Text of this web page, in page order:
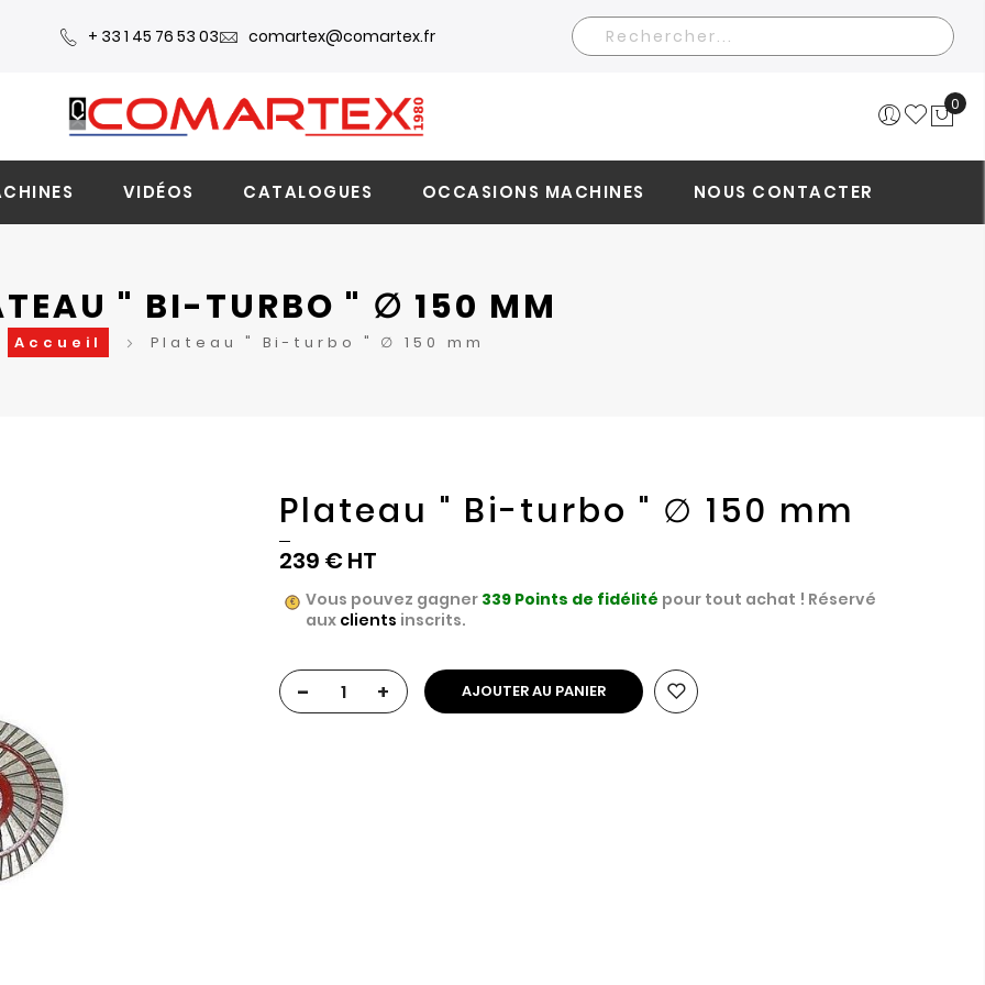
+ 33 1 45 76 53 03 comartex@comartex.fr
Rechercher
0
VIDÉOS CATALOGUES OCCASIONS MACHINES NOUS CONTACTER
" BI-TURBO " ∅ 150 MM
Accueil Plateau " Bi-turbo " ∅ 150 mm
Plateau " Bi-turbo " ∅ 150 mm
239 €
Vous pouvez gagner 339 Points de fidélité pour tout achat ! Réservé
aux clients inscrits.
- + AJOUTER AU PANIER